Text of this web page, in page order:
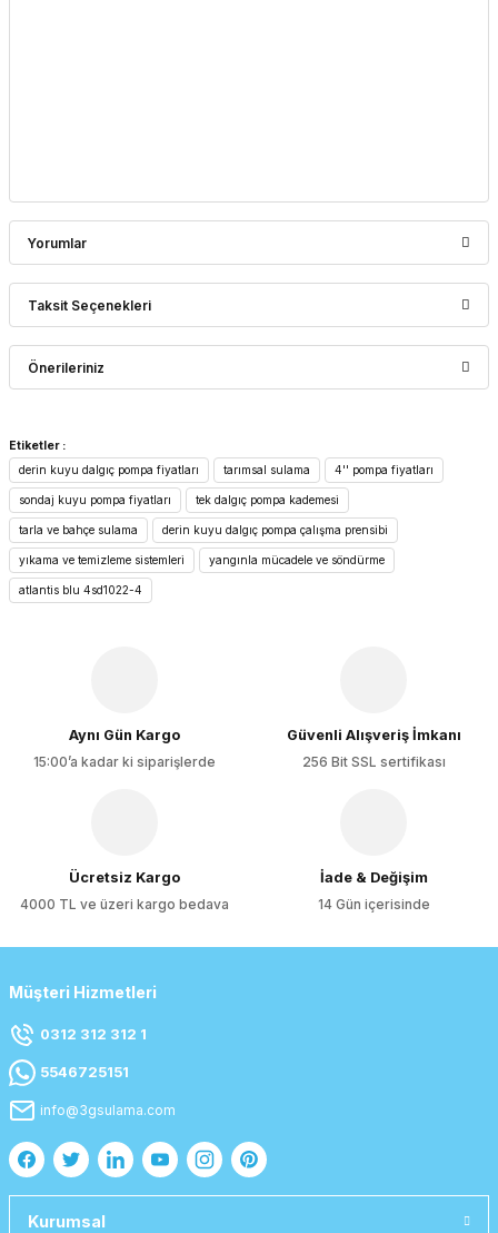
Yorumlar
Bu ürüne ilk yorumu siz yapın!
Taksit Seçenekleri
Önerileriniz
konularda yetersiz gördüğünüz noktaları öneri formunu
kullanarak tarafımıza iletebilirsiniz.
Görüş ve önerileriniz için teşekkür ederiz.
Ürün resmi kalitesiz, bozuk veya görüntülenemiyor.
Ürün açıklamasında eksik bilgiler bulunuyor.
Etiketler :
derin kuyu dalgıç pompa fiyatları
tarımsal sulama 4'' pompa fiyatları
sondaj kuyu pompa fiyatları tek dalgıç pompa kademesi
tarla ve bahçe sulama derin kuyu dalgıç pompa çalışma prensibi
yıkama ve temizleme sistemleri yangınla mücadele ve söndürme
atlantis blu 4sd1022-4
Aynı Gün Kargo
15:00’a kadar ki siparişlerde
Güvenli Alışveriş İmkanı
256 Bit SSL sertifikası
Ücretsiz Kargo
4000 TL ve üzeri kargo bedava
İade & Değişim
14 Gün içerisinde
Müşteri Hizmetleri
0312 312 312 1
5546725151
info@3gsulama.com
Kurumsal